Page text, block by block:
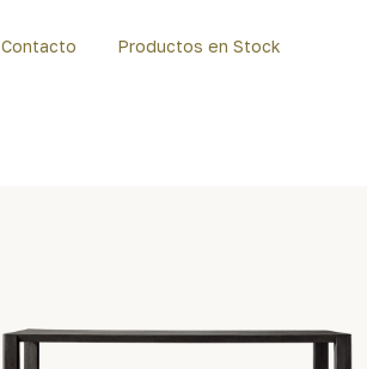
Contacto Productos en Stock